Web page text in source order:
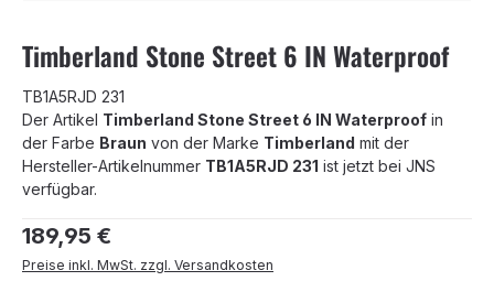
Timberland Stone Street 6 IN Waterproof
TB1A5RJD 231
Der Artikel Timberland Stone Street 6 IN Waterproof in
der Farbe Braun von der Marke Timberland mit der
Hersteller-Artikelnummer TB1A5RJD 231 ist jetzt bei JNS
verfügbar.
Regulärer Preis:
189,95 €
Preise inkl. MwSt. zzgl. Versandkosten